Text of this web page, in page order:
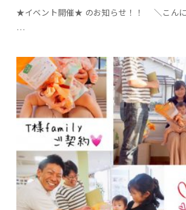
★イベント開催★ のお知らせ！！ ＼こんに
…